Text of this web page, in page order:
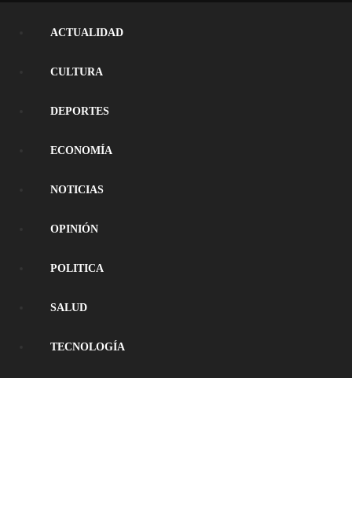
ACTUALIDAD
CULTURA
DEPORTES
ECONOMÍA
NOTICIAS
OPINIÓN
POLITICA
SALUD
TECNOLOGÍA